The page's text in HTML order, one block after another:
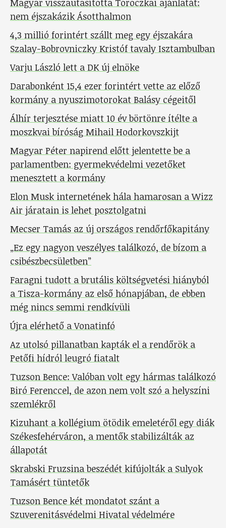
nem éjszakázik Ásotthalmon
4,3 millió forintért szállt meg egy éjszakára
Szalay-Bobrovniczky Kristóf tavaly Isztambulban
Varju László lett a DK új elnöke
Darabonként 15,4 ezer forintért vette az előző
kormány a nyuszimotorokat Balásy cégeitől
Álhír terjesztése miatt 10 év börtönre ítélte a
moszkvai bíróság Mihail Hodorkovszkijt
Magyar Péter napirend előtt jelentette be a
parlamentben: gyermekvédelmi vezetőket
menesztett a kormány
Elon Musk internetének hála hamarosan a Wizz
Air járatain is lehet posztolgatni
Mecser Tamás az új országos rendőrfőkapitány
„Ez egy nagyon veszélyes találkozó, de bízom a
csibészbecsületben”
Faragni tudott a brutális költségvetési hiányból
a Tisza-kormány az első hónapjában, de ebben
még nincs semmi rendkívüli
Újra elérhető a Vonatinfó
Az utolsó pillanatban kapták el a rendőrök a
Petőfi hídról leugró fiatalt
Tuzson Bence: Valóban volt egy hármas találkozó
Biró Ferenccel, de azon nem volt szó a helyszíni
szemlékről
Kizuhant a kollégium ötödik emeletéről egy diák
Székesfehérváron, a mentők stabilizálták az
állapotát
Skrabski Fruzsina beszédét kifújolták a Sulyok
Tamásért tüntetők
Tuzson Bence két mondatot szánt a
Szuverenitásvédelmi Hivatal védelmére